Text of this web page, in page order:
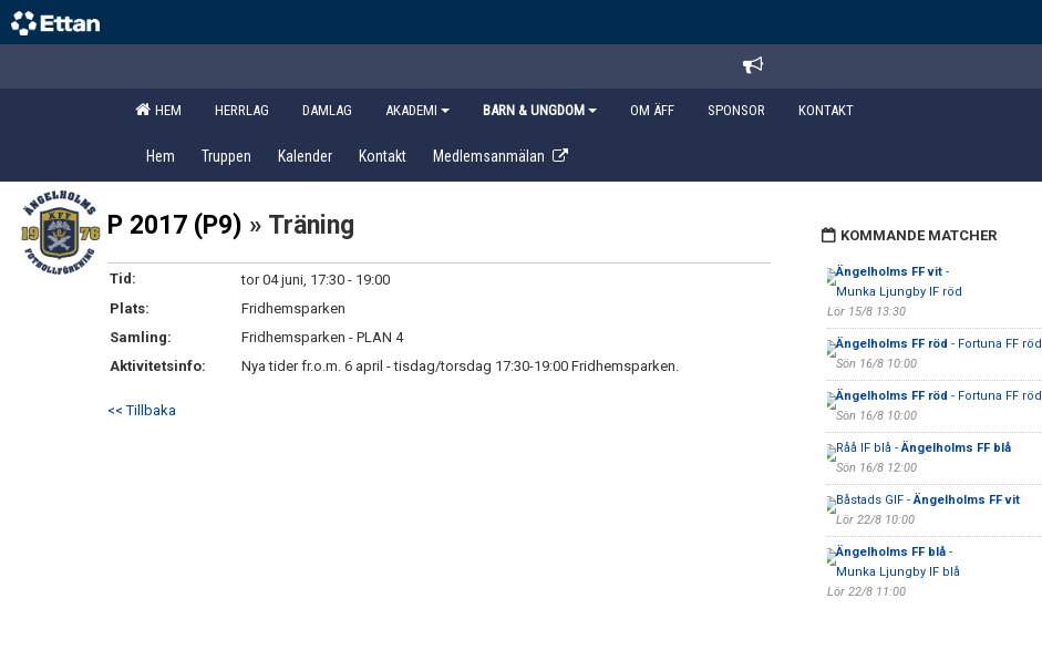
HEM HERRLAG DAMLAG AKADEMI BARN & UNGDOM OM ÄFF SPONSOR KONTAKT
Hem Truppen Kalender Kontakt Medlemsanmälan
P 2017 (P9) » Träning
Tid:
tor 04 juni, 17:30 - 19:00
Plats:
Fridhemsparken
Samling:
Fridhemsparken - PLAN 4
Aktivitetsinfo:
Nya tider fr.o.m. 6 april - tisdag/torsdag 17:30-19:00 Fridhemsparken.
<< Tillbaka
KOMMANDE MATCHER
Ängelholms FF vit-
Munka Ljungby IF röd
Lör 15/8 13:30
Ängelholms FF röd - Fortuna FF röd
Sön 16/8 10:00
Ängelholms FF röd - Fortuna FF röd
Sön 16/8 10:00
Råå IF blå -Ängelholms FF blå
Sön 16/8 12:00
Båstads GIF -Ängelholms FF vit
Lör 22/8 10:00
Ängelholms FF blå-
Munka Ljungby IF blå
Lör 22/8 11:00